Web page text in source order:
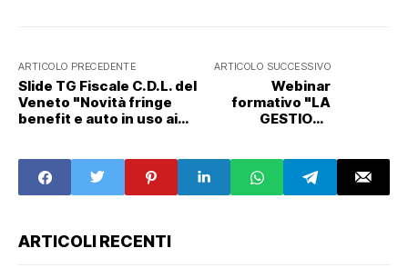
ARTICOLO PRECEDENTE
Slide TG Fiscale C.D.L. del
Veneto "Novità fringe
benefit e auto in uso ai
ARTICOLO SUCCESSIVO
Webinar
formativo "LA
GESTIONE
ARTICOLI RECENTI